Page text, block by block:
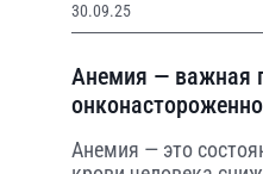
30.09.25
Анемия — важная
Анемия — это